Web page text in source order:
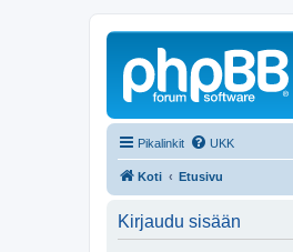
Pikalinkit UKK
Koti Etusivu
Kirjaudu sisään